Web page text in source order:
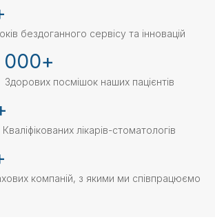
бездоганного сервісу та інновацій
Здорових посмішок наших пацієнтів
000+
Кваліфікованих лікарів-стоматологів
компаній, з якими ми співпрацюємо